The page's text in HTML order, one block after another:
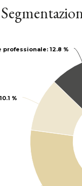
%
%
professionale: 12.8 %
professionale: 12.8 %